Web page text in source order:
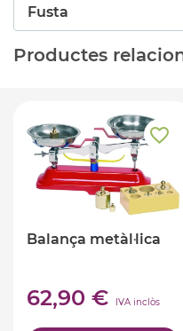
Fusta
Productes
Balança metàl·lica
62,90 € IVA inclòs